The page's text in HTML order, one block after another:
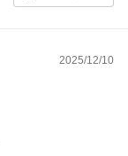
2025/12/10